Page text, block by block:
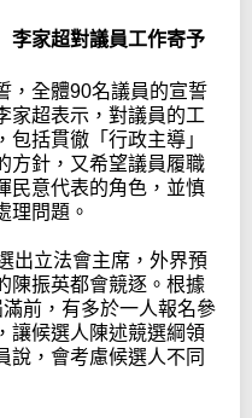
家超對議員工作寄予
，全體90名議員的宣誓
家超表示，對議員的工
括貫徹「行政主導」
方針，又希望議員履職
民意代表的角色，並慎
理問題。
出立法會主席，外界預
陳振英都會競逐。根據
前，有多於一人報名參
讓候選人陳述競選綱領
說，會考慮候選人不同